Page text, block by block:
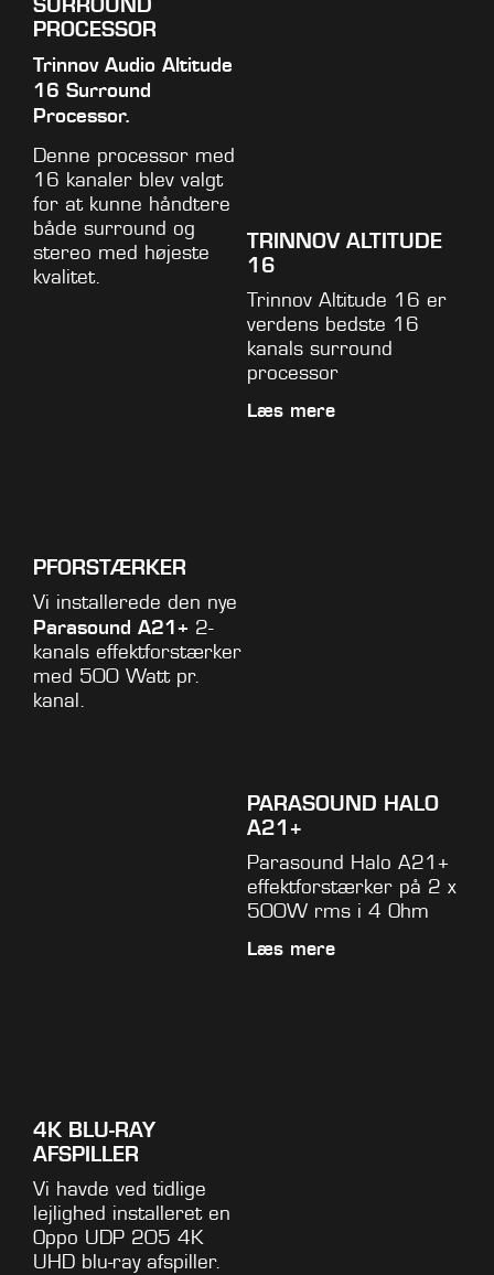
PROCESSOR
Trinnov Audio Altitude
16 Surround
Processor.
Denne processor med
16 kanaler blev valgt
for at kunne håndtere
både surround og
stereo med højeste
kvalitet.
TRINNOV ALTITUDE
16
Trinnov Altitude 16 er
verdens bedste 16
kanals surround
processor
Læs mere
PFORSTÆRKER
Vi installerede den nye
Parasound A21+ 2-
kanals effektforstærker
med 500 Watt pr.
kanal.
PARASOUND HALO
A21+
Parasound Halo A21+
effektforstærker på 2 x
500W rms i 4 Ohm
Læs mere
4K BLU-RAY
AFSPILLER
Vi havde ved tidlige
lejlighed installeret en
Oppo UDP 205 4K
UHD blu-ray afspiller.